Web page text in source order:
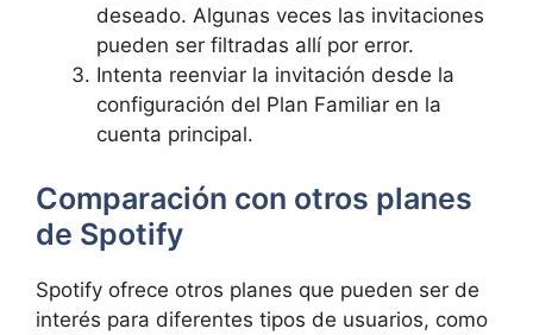
deseado. Algunas veces las invitaciones
pueden ser filtradas allí por error.
Intenta reenviar la invitación desde la
configuración del Plan Familiar en la
cuenta principal.
Comparación con otros planes
de Spotify
Spotify ofrece otros planes que pueden ser de
interés para diferentes tipos de usuarios, como